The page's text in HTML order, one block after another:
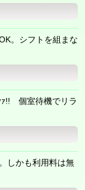
。シフトを組まな
ｧ!! 個室待機でリラ
しかも利用料は無